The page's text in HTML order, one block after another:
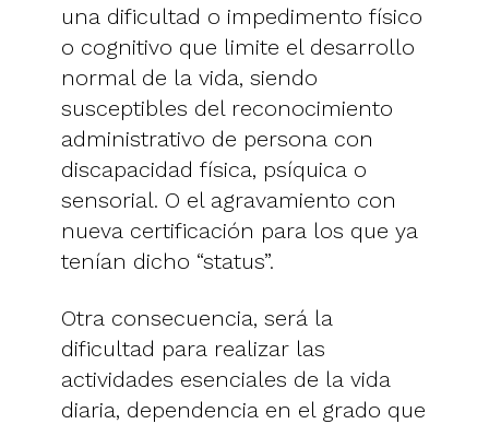
una dificultad o impedimento físico
o cognitivo que limite el desarrollo
normal de la vida, siendo
susceptibles del reconocimiento
administrativo de persona con
discapacidad física, psíquica o
sensorial. O el agravamiento con
nueva certificación para los que ya
tenían dicho “status”.
Otra consecuencia, será la
dificultad para realizar las
actividades esenciales de la vida
diaria, dependencia en el grado que